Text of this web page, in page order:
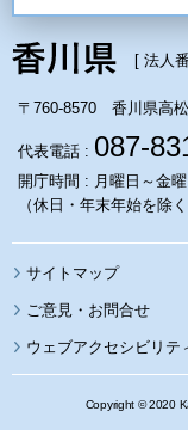
[ 法人
〒760-8570 香川県高
代表電話 : 087-
開庁時間 : 月曜日～金
（休日・年末年始を除く
サイトマップ
ウェブアクセシビリテ
Copyright © 2020